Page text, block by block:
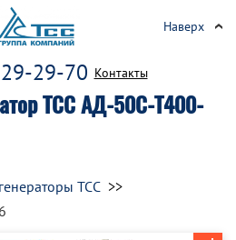
ТСС АД-50С-Т400-
29-70 Контакты
Наверх
ТСС